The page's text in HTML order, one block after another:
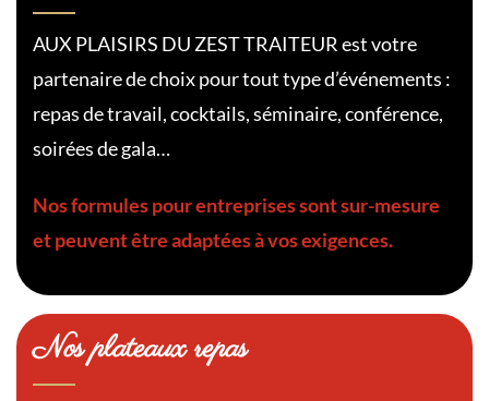
AUX PLAISIRS DU ZEST TRAITEUR est votre
partenaire de choix pour tout type d’événements :
repas de travail, cocktails, séminaire, conférence,
soirées de gala…
Nos formules pour entreprises sont sur-mesure
et peuvent être adaptées à vos exigences.
Nos plateaux repas